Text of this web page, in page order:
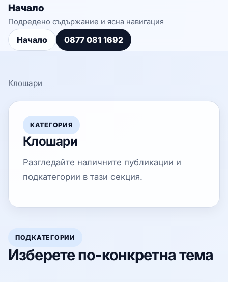
Начало
Подредено съдържание и ясна навигация
Начало 0877 081 1692
Клошари
КАТЕГОРИЯ
Клошари
Разгледайте наличните публикации и
подкатегории в тази секция.
ПОДКАТЕГОРИИ
Изберете по-конкретна тема